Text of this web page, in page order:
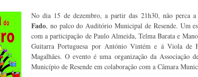
No dia 15 de dezembro, a partir das 21h30, não perca a
Fado, no palco do Auditório Municipal de Resende. Um
com a participação de Paulo Almeida, Telma Barata e
Guitarra Portuguesa por António Vintém e á Viola de
Magalhães. O evento é uma organização da Associação
Município de Resende em colaboração com a Câmara